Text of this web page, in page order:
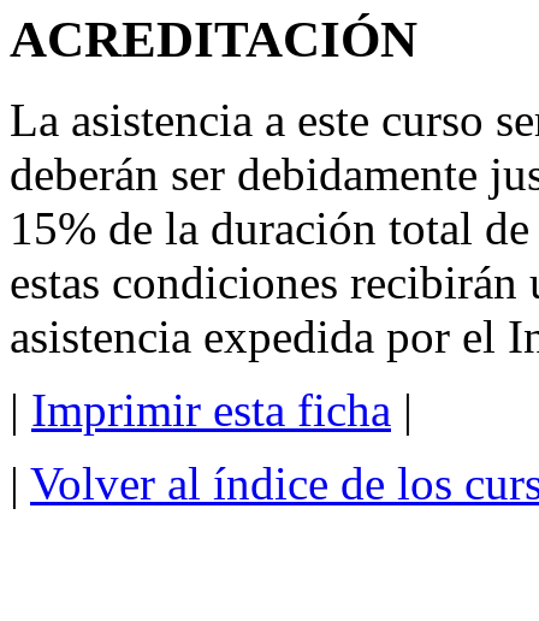
ACREDITACIÓN
La asistencia a este curso
deberán ser debidamente
15% de la duración total
estas condiciones
asistencia expedida por el
| Imprimir esta ficha |
| Volver al índice de los